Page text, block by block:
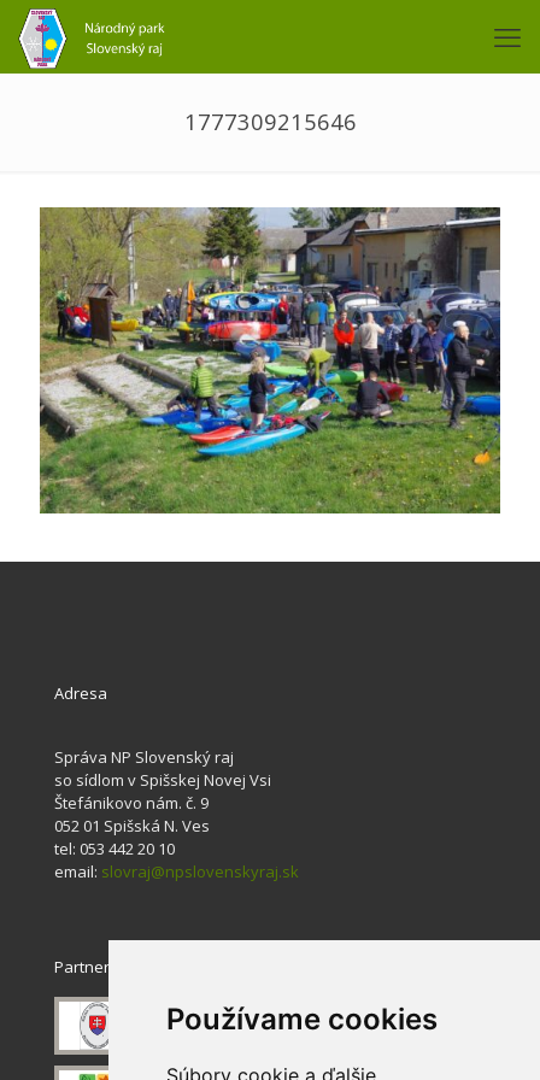
Používame cookies
Súbory cookie a ďalšie
1777309215646
Adresa
Správa NP Slovenský raj
so sídlom v Spišskej Novej Vsi
Štefánikovo nám. č. 9
052 01 Spišská N. Ves
tel: 053 442 20 10
email: slovraj@npslovenskyraj.sk
Partneri